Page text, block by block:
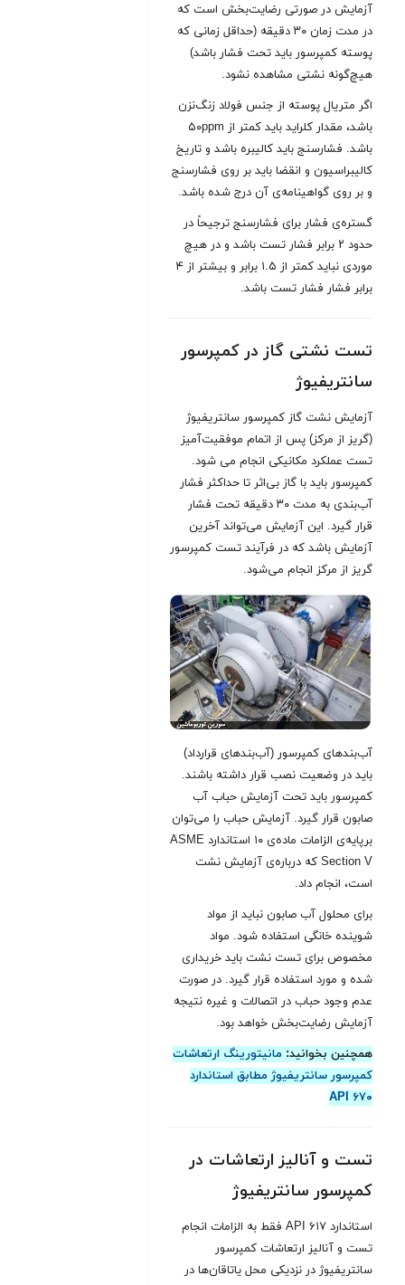
آزمایش در صورتی رضایت‌بخش است که
در مدت زمان ۳۰ دقیقه (حداقل زمانی که
پوسته کمپرسور باید تحت فشار باشد)
هیچ‌گونه نشتی مشاهده نشود.
اگر متریال پوسته از جنس فولاد زنگ‌نزن
باشد، مقدار کلراید باید کمتر از ۵۰ppm
باشد. فشارسنج باید کالیبره باشد و تاریخ
کالیبراسیون و انقضا باید بر روی فشارسنج
و بر روی گواهینامه‌ی آن درج شده باشد.
گستره‌ی فشار برای فشارسنج ترجیحاً در
حدود ۲ برابر فشار تست باشد و در هیچ
موردی نباید کمتر از ۱.۵ برابر و بیشتر از ۴
برابر فشار فشار تست باشد.
تست نشتی گاز در کمپرسور
سانتریفیوژ
آزمایش نشت گاز کمپرسور سانتریفیوژ
(گریز از مرکز) پس از اتمام موفقیت‌آمیز
تست عملکرد مکانیکی انجام می شود.
کمپرسور باید با گاز بی‌اثر تا حداکثر فشار
آب‌بندی به مدت ۳۰ دقیقه تحت فشار
قرار گیرد. این آزمایش می‌تواند آخرین
آزمایش باشد که در فرآیند تست کمپرسور
گریز از مرکز انجام می‌شود.
آب‌بندهای کمپرسور (آب‌بندهای قرارداد)
باید در وضعیت نصب قرار داشته باشند.
کمپرسور باید تحت آزمایش حباب آب
صابون قرار گیرد. آزمایش حباب را می‌توان
برپایه‌ی الزامات ماده‌ی ۱۰ استاندارد ASME
Section V که درباره‌ی آزمایش نشت
است، انجام داد.
برای محلول آب صابون نباید از مواد
شوینده خانگی استفاده شود. مواد
مخصوص برای تست نشت باید خریداری
شده و مورد استفاده قرار گیرد. در صورت
عدم وجود حباب در اتصالات و غیره نتیجه
آزمایش رضایت‌بخش خواهد بود.
همچنین بخوانید: مانیتورینگ ارتعاشات
کمپرسور سانتریفیوژ مطابق استاندارد
API ۶۷۰
تست و آنالیز ارتعاشات در
کمپرسور سانتریفیوژ
استاندارد API ۶۱۷ فقط به الزامات انجام
تست و آنالیز ارتعاشات کمپرسور
سانتریفیوژ در نزدیکی محل یاتاقان‌ها در